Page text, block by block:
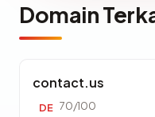
Domain
contact.us
DE 70/100